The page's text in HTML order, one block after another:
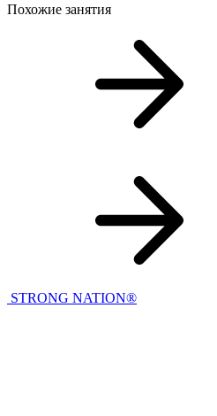
Похожие занятия
STRONG NATION®